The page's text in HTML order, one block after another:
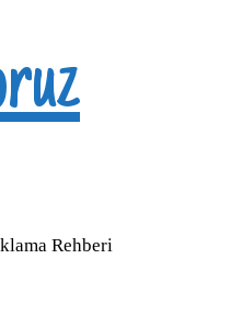
Rehberi